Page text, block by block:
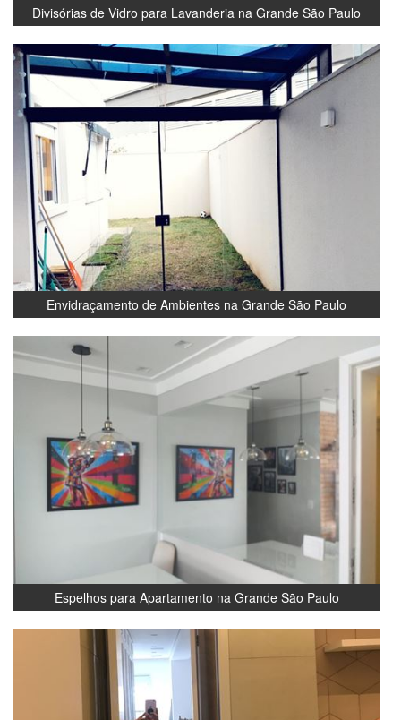
Divisórias de Vidro para Lavanderia na Grande São Paulo
Envidraçamento de Ambientes na Grande São Paulo
Espelhos para Apartamento na Grande São Paulo